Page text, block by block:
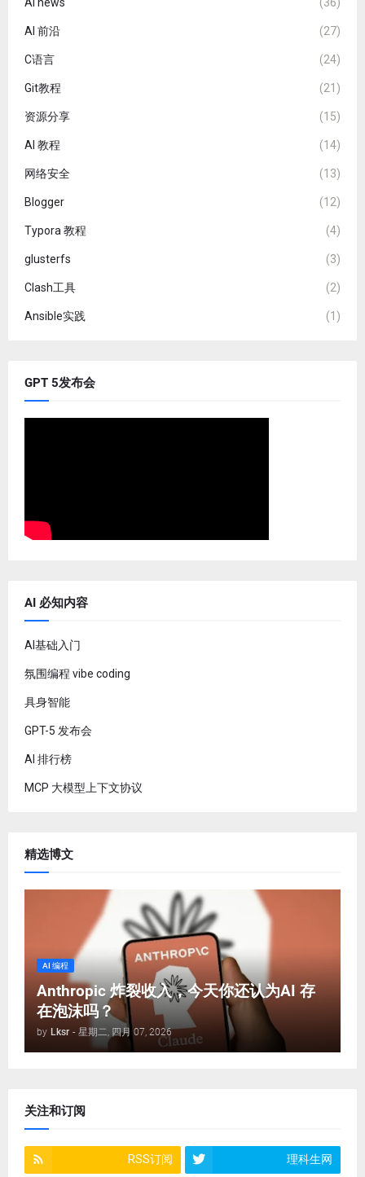
AI 前沿 (27)
C语言 (24)
Git教程 (21)
资源分享 (15)
AI 教程 (14)
网络安全 (13)
Blogger (12)
Typora 教程 (4)
glusterfs (3)
Clash工具 (2)
Ansible实践 (1)
GPT 5发布会
AI 必知内容
AI基础入门
氛围编程 vibe coding
具身智能
GPT-5 发布会
AI 排行榜
MCP 大模型上下文协议
精选博文
AI 编程
Anthropic 炸裂收入，今天你还认为AI 存
在泡沫吗？
by Lksr - 星期二, 四月 07, 2026
关注和订阅
RSS订阅 理科生网